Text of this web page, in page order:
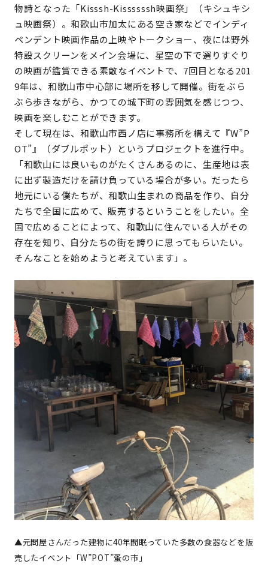
物詩となった「Kisssh-Kissssssh映画祭」（キシュキシ
ュ映画祭）。和歌山市加太にある空き家などでインディ
ペンデント映画作品の上映やトークショー、夜には野外
特設スクリーンをメイン会場に、星空の下で選りすぐり
の映画が鑑賞できる素敵なイベントで、7回目となる201
9年は、和歌山市中心部に場所を移して開催。街をぶら
ぶら歩きながら、かつての城下町の雰囲気を感じつつ、
映画を楽しむことができます。
そして現在は、和歌山市西ノ店に事務所を構えて『W”P
OT”』（ダブルポット）というプロジェクトを進行中。
「和歌山には良いものがたくさんあるのに、生産地は表
に出ず製造だけを請け負っている場合が多い。だったら
地元にいる僕たちが、和歌山生まれの商品を作り、自分
たちで全国に広めて、販売するということをしたい。全
国で広めることによって、和歌山に住んでいる人がその
存在を知り、自分たちの街を誇りに思ってもらいたい。
そんなことを始めようと考えています」。
▲元問屋さんだった建物に40年間眠っていた多数の食器などを販
売したイベント「W”POT”蚤の市」